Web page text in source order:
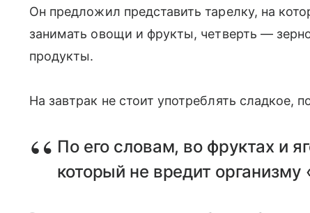
Он предложил представить тарелку, на
занимать овощи и фрукты, четверть —
продукты.
На завтрак не стоит употреблять сладкое,
По его словам, во фруктах и
который не вредит